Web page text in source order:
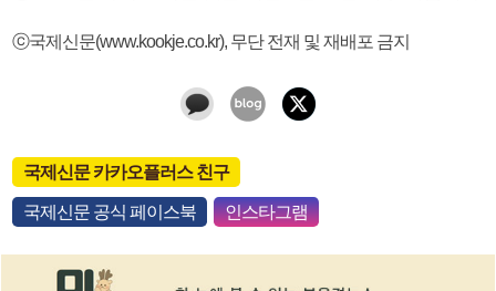
ⓒ국제신문(www.kookje.co.kr), 무단 전재 및 재배포 금지
국제신문 카카오플러스 친구
국제신문 공식 페이스북 인스타그램